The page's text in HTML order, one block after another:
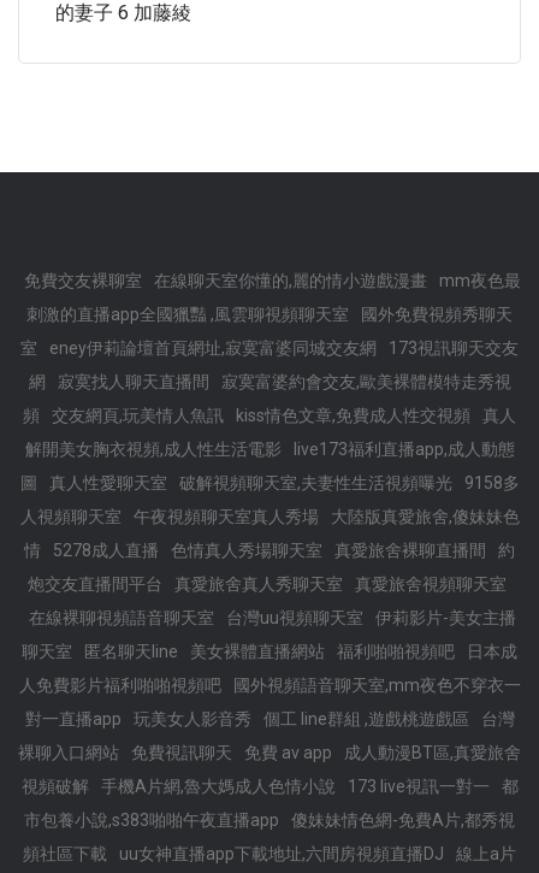
的妻子 6 加藤綾
免費交友裸聊室 在線聊天室你懂的,麗的情小遊戲漫畫
mm夜色最
刺激的直播app全國獵豔 ,風雲聊視頻聊天室
國外免費視頻秀聊天
室
eney伊莉論壇首頁網址,寂寞富婆同城交友網
173視訊聊天交友
網
寂寞找人聊天直播間
寂寞富婆約會交友,歐美裸體模特走秀視
頻
交友網頁,玩美情人魚訊 kiss情色文章,免費成人性交視頻
真人
解開美女胸衣視頻,成人性生活電影
live173福利直播app,成人動態
圖
真人性愛聊天室 破解視頻聊天室,夫妻性生活視頻曝光
9158多
人視頻聊天室
午夜視頻聊天室真人秀場
大陸版真愛旅舍,傻妹妹色
情
5278成人直播 色情真人秀場聊天室 真愛旅舍裸聊直播間
約
炮交友直播間平台
真愛旅舍真人秀聊天室
真愛旅舍視頻聊天室
在線裸聊視頻語音聊天室
台灣uu視頻聊天室
伊莉影片-美女主播
聊天室
匿名聊天line 美女裸體直播網站 福利啪啪視頻吧
日本成
人免費影片福利啪啪視頻吧
國外視頻語音聊天室,mm夜色不穿衣一
對一直播app
玩美女人影音秀 個工 line群組 ,遊戲桃遊戲區
台灣
裸聊入口網站
免費視訊聊天 免費 av app
成人動漫BT區,真愛旅舍
視頻破解
手機A片網,魯大媽成人色情小說 173 live視訊一對一
都
市包養小說,s383啪啪午夜直播app
傻妹妹情色網-免費A片,都秀視
頻社區下載
uu女神直播app下載地址,六間房視頻直播DJ 線上a片